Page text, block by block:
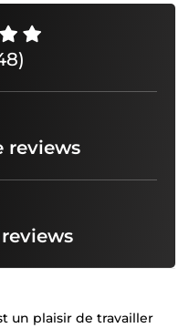
reviews
un plaisir de travailler